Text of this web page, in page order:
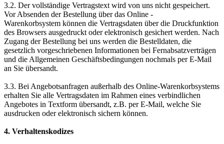
3.2. Der vollständige Vertragstext wird von uns nicht gespeichert.
Vor Absenden der Bestellung über das Online -
Warenkorbsystem können die Vertragsdaten über die Druckfunktion
des Browsers ausgedruckt oder elektronisch gesichert werden. Nach
Zugang der Bestellung bei uns werden die Bestelldaten, die
gesetzlich vorgeschriebenen Informationen bei Fernabsatzverträgen
und die Allgemeinen Geschäftsbedingungen nochmals per E-Mail
an Sie übersandt.
3.3. Bei Angebotsanfragen außerhalb des Online-Warenkorbsystems
erhalten Sie alle Vertragsdaten im Rahmen eines verbindlichen
Angebotes in Textform übersandt, z.B. per E-Mail, welche Sie
ausdrucken oder elektronisch sichern können.
4. Verhaltenskodizes